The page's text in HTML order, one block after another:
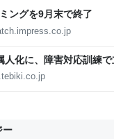
ングを9月末で終了
人化に、障害対応訓練
ー